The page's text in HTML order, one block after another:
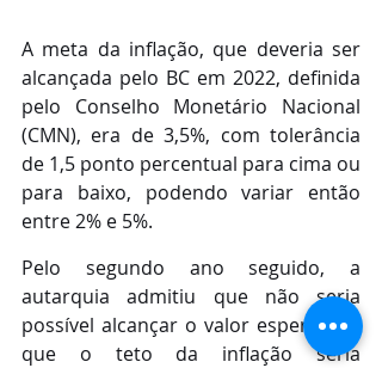
A meta da inflação, que deveria ser
alcançada pelo BC em 2022, definida
pelo Conselho Monetário Nacional
(CMN), era de 3,5%, com tolerância
de 1,5 ponto percentual para cima ou
para baixo, podendo variar então
entre 2% e 5%.
Pelo segundo ano seguido, a
autarquia admitiu que não seria
possível alcançar o valor esperado e
que o teto da inflação seria